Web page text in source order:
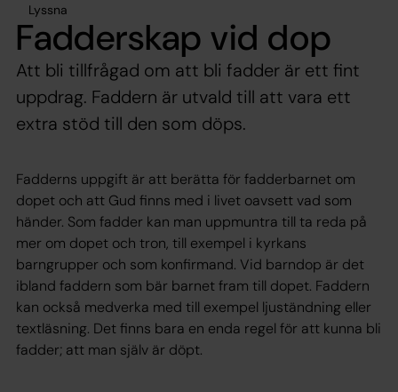
Lyssna
Fadderskap vid dop
Att bli tillfrågad om att bli fadder är ett fint
uppdrag. Faddern är utvald till att vara ett
extra stöd till den som döps.
Fadderns uppgift är att berätta för fadderbarnet om
dopet och att Gud finns med i livet oavsett vad som
händer. Som fadder kan man uppmuntra till ta reda på
mer om dopet och tron, till exempel i kyrkans
barngrupper och som konfirmand. Vid barndop är det
ibland faddern som bär barnet fram till dopet. Faddern
kan också medverka med till exempel ljuständning eller
textläsning. Det finns bara en enda regel för att kunna bli
fadder; att man själv är döpt.